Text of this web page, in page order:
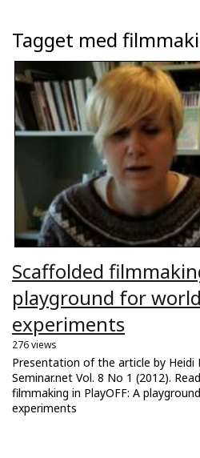
Tagget med
Scaffolded
playground for
experiments
276 views
Presentation of the article by Heidi
Seminar.net Vol. 8 No 1 (2012).
filmmaking in PlayOFF: A
experiments